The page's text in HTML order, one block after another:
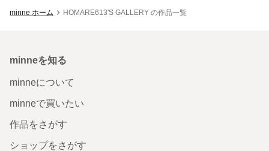
minne ホーム HOMARE613'S GALLERY の作品一覧
minneを知る
minneについて
minneで買いたい
作品をさがす
ショップをさがす